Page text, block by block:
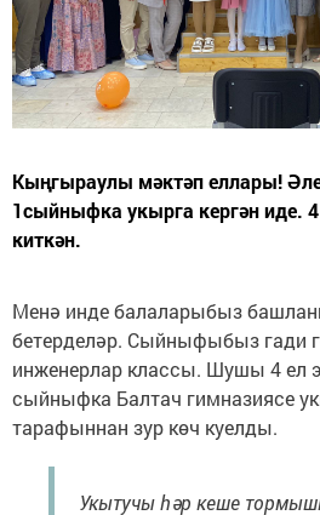
Кыңгыраулы мәктәп еллары!
1сыйныфка укырга кергән иде.
киткән.
Менә инде балаларыбыз
бетерделәр. Сыйныфыбыз гади
инженерлар классы. Шушы 4 ел
сыйныфка Балтач гимназиясе
тарафыннан зур көч куелды.
Укытучы һәр кеше